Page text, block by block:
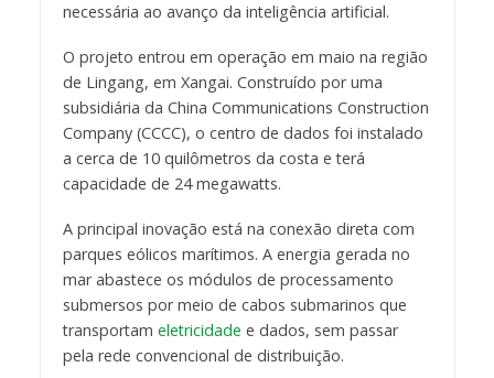
necessária ao avanço da inteligência artificial.
O projeto entrou em operação em maio na região
de Lingang, em Xangai. Construído por uma
subsidiária da China Communications Construction
Company (CCCC), o centro de dados foi instalado
a cerca de 10 quilômetros da costa e terá
capacidade de 24 megawatts.
A principal inovação está na conexão direta com
parques eólicos marítimos. A energia gerada no
mar abastece os módulos de processamento
submersos por meio de cabos submarinos que
transportam eletricidade e dados, sem passar
pela rede convencional de distribuição.